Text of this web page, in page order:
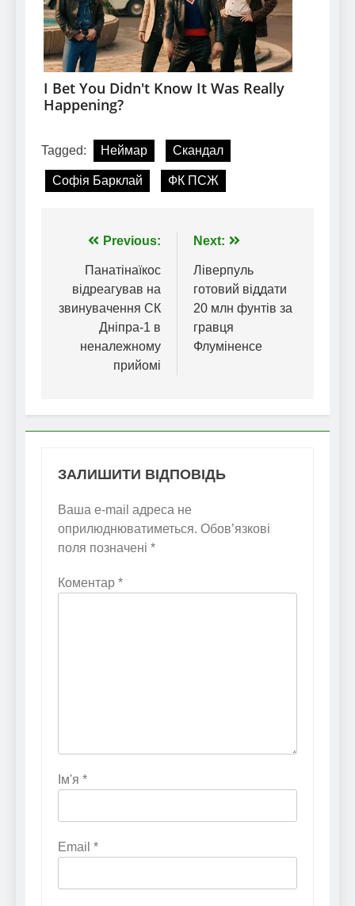
Tagged: Неймар Скандал
Софія Барклай ФК ПСЖ
Навігація
записів
Previous:
Панатінаїкос
відреагував на
звинувачення СК
Дніпра-1 в
неналежному
прийомі
Next:
Ліверпуль
готовий віддати
20 млн фунтів за
гравця
Флуміненсе
ЗАЛИШИТИ ВІДПОВІДЬ
Ваша e-mail адреса не
оприлюднюватиметься. Обов’язкові
поля позначені *
Коментар *
Ім'я *
Email *